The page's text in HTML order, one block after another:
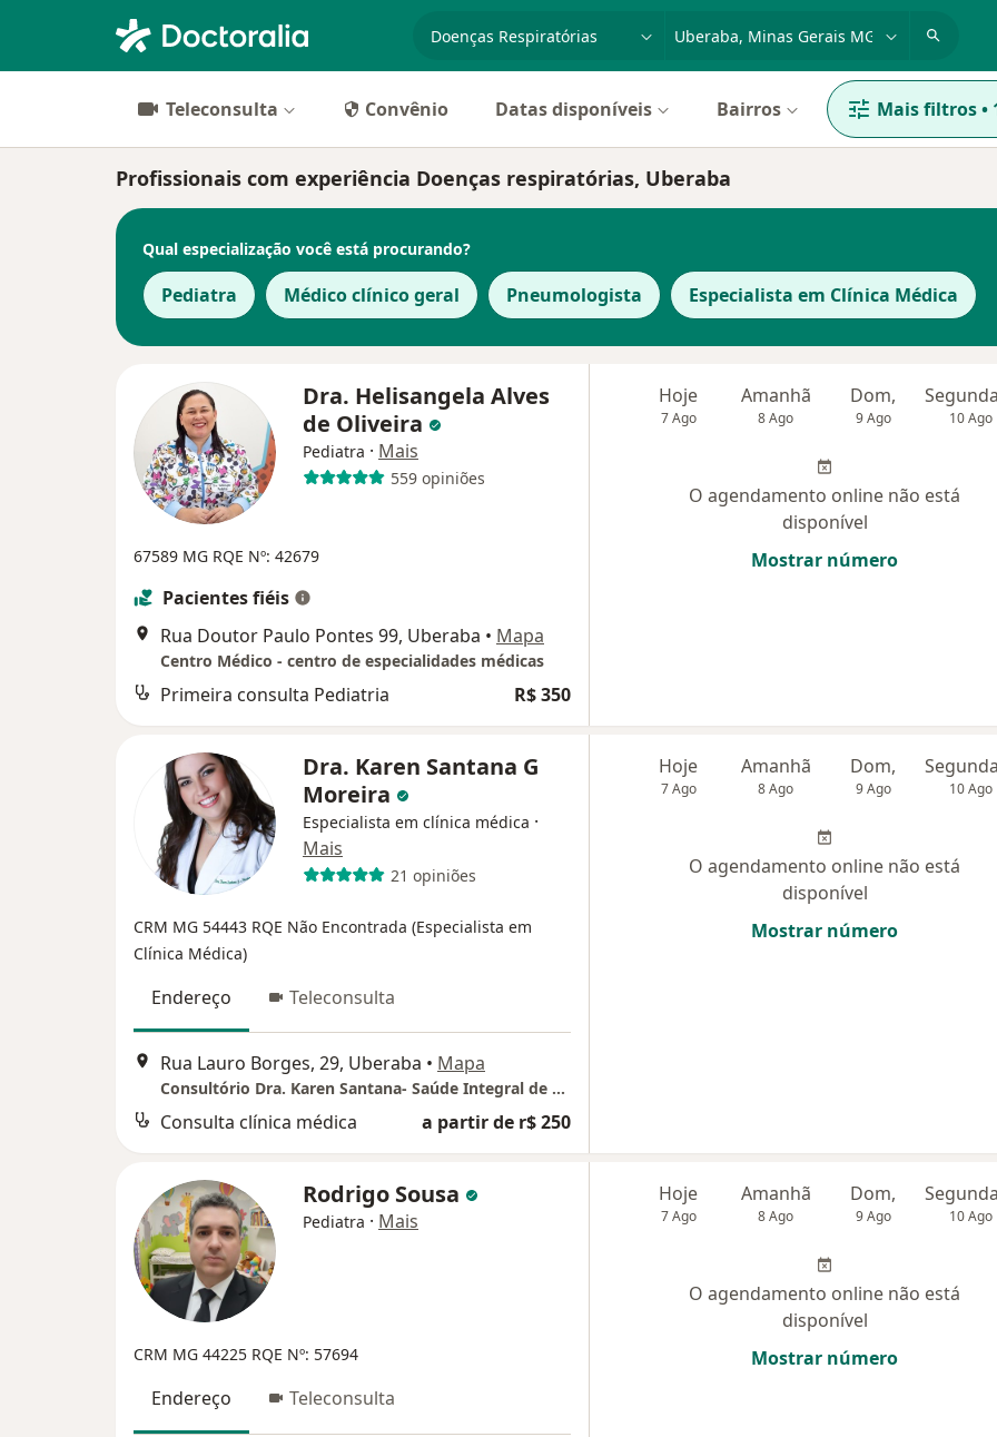
especialidade, doença ou nome
Teleconsulta Convênio Datas disponíveis Bairros Mais filtros•
Profissionais com experiência Doenças respiratórias, Uberaba
Qual especialização você está procurando?
Pediatra Médico clínico geral Pneumologista Especialista em Clínica Médica
Dra. Helisangela Alves
de Oliveira
Pediatra · Mais
559 opiniões
67589 MG RQE Nº: 42679
Pacientes fiéis
Rua Doutor Paulo Pontes 99, Uberaba • Mapa
Centro Médico - centro de especialidades médicas
Primeira consulta Pediatria R$ 350
Hoje
7 Ago
Amanhã
8 Ago
Dom,
9 Ago 10 Ago
O agendamento online não está
disponível
Mostrar número
Dra. Karen Santana G
Moreira
Especialista em clínica médica ·
Mais
21 opiniões
CRM MG 54443 RQE Não Encontrada (Especialista em
Clínica Médica)
Endereço Teleconsulta
Rua Lauro Borges, 29, Uberaba • Mapa
Consultório Dra. Karen Santana- Saúde Integral de Adultos e Idosos
Consulta clínica médica a partir de r$ 250
Hoje
7 Ago
Amanhã
8 Ago
Dom,
9 Ago 10 Ago
O agendamento online não está
disponível
Mostrar número
Rodrigo Sousa
Pediatra · Mais
CRM MG 44225 RQE Nº: 57694
Endereço Teleconsulta
Hoje
7 Ago
Amanhã
8 Ago
Dom,
9 Ago 10 Ago
O agendamento online não está
disponível
Mostrar número